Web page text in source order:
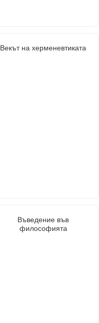
Векът на херменевтиката
Въведение във
философията